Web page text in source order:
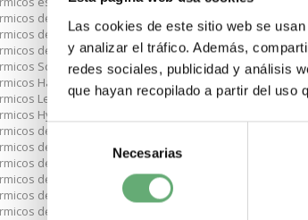
Las cookies de este sitio web se
y analizar el tráfico. Además,
redes sociales, publicidad y análisis
que hayan recopilado a partir del uso
Selección
de
consentimiento
Necesarias
18 mA
.
Vida
100000 H
Montaje
de 6kA
de 10kA
de 16kA
Schneider
Hager
Legrand
Hyundai
de curva C
de 10A
de 16A
de 20A
de 25A
de 32A